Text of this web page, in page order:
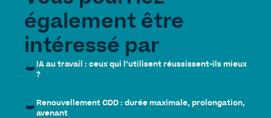
également être
intéressé par
IA au travail : ceux qui l’utilisent réussissent-ils mieux
?
Renouvellement CDD : durée maximale, prolongation,
avenant